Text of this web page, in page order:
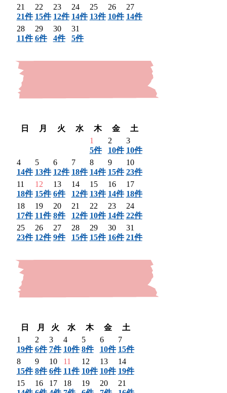
21
21件
22
15件
23
12件
24
14件
25
13件
26
10件
27
14件
28
11件
29
6件
30
4件
31
5件
日
月 火 水 木 金
土
1
5件
2
10件
3
10件
4
14件
5
13件
6
12件
7
18件
8
14件
9
15件
10
23件
11
18件
12
15件
13
6件
14
12件
15
13件
16
14件
17
18件
18
17件
19
11件
20
8件
21
12件
22
10件
23
14件
24
22件
25
23件
26
12件
27
9件
28
15件
29
15件
30
16件
31
21件
日
月 火 水 木 金
土
1
19件
2
6件
3
7件
4
10件
5
8件
6
10件
7
15件
8
15件
9
8件
10
6件
11
11件
12
10件
13
10件
14
19件
15
16
17
18
19
20
21